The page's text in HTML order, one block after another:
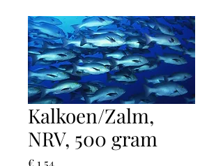
Kalkoen/Zalm,
NRV, 500 gram
€ 1,54Prijs